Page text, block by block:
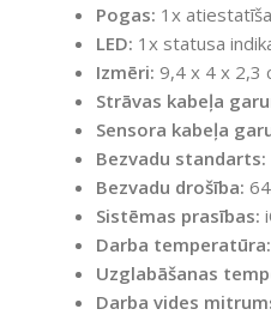
Pogas: 1x
LED: 1x statusa
Izmēri: 9,4 x 4 x 2,3
Strāvas kabeļa
Sensora kabeļa
Bezvadu standarts:
Bezvadu drošība:
Sistēmas prasības:
Darba temperatūra:
Uzglabāšanas
Darba vides